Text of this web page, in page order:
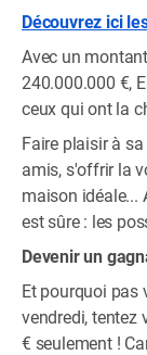
Découvrez ici
Avec un
240.000.000 €,
ceux qui ont la
Faire plaisir à
amis, s'offrir la
maison idéale...
est sûre : les
Devenir un
Et pourquoi pas
vendredi, tentez
€ seulement !